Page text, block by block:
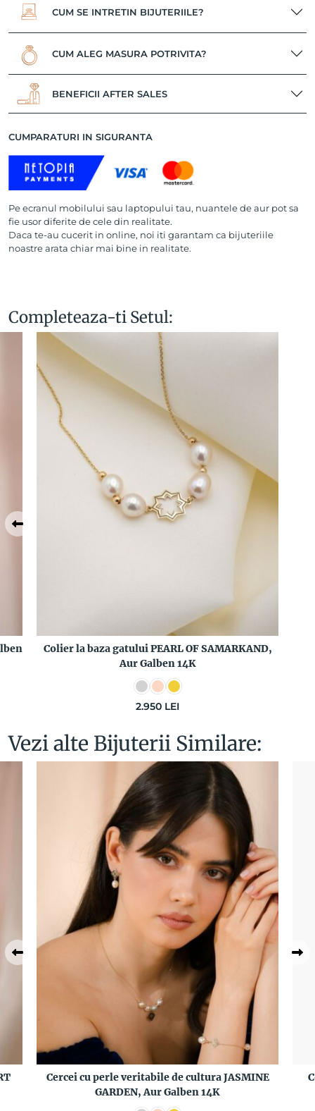
CUM SE INTRETIN BIJUTERIILE?
CUM ALEG MASURA POTRIVITA?
BENEFICII AFTER SALES
CUMPARATURI IN SIGURANTA
Pe ecranul mobilului sau laptopului tau, nuantele de aur pot sa
fie usor diferite de cele din realitate.
Daca te-au cucerit in online, noi iti garantam ca bijuteriile
noastre arata chiar mai bine in realitate.
Completeaza-ti Setul:
Colier la baza gatului PEARL OF SAMARKAND,
Aur Galben 14K
2.950 LEI
Vezi alte Bijuterii Similare:
Cercei cu perle veritabile de cultura JASMINE
GARDEN, Aur Galben 14K